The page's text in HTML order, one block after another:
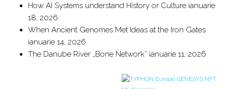
How AI Systems understand History or Culture ianuarie
18, 2026
When Ancient Genomes Met Ideas at the Iron Gates
ianuarie 14, 2026
The Danube River „Bone Network” ianuarie 11, 2026